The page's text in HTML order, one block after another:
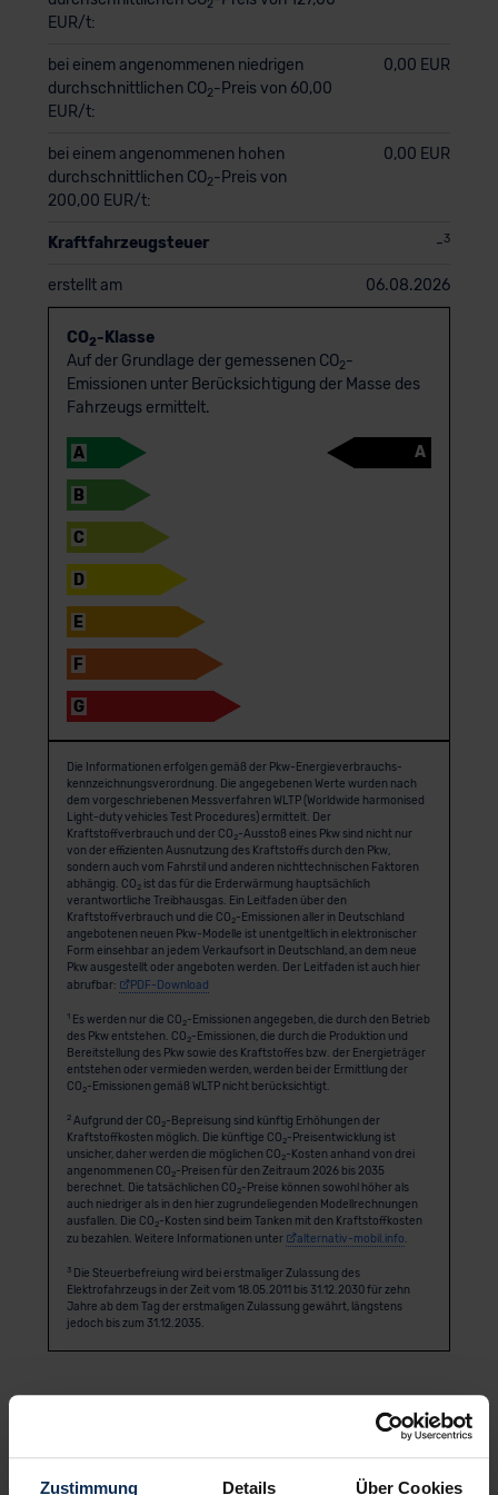
Zustimmung Details Über Cookies
2
EUR/t:
bei einem angenommenen niedrigen
durchschnittlichen CO2-Preis von 60,00
EUR/t:
0,00 EUR
bei einem angenommenen hohen
durchschnittlichen CO2-Preis von
200,00 EUR/t:
0,00 EUR
Kraftfahrzeugsteuer -3
erstellt am 06.08.2026
CO2-Klasse
Auf der Grundlage der gemessenen CO2-
Emissionen unter Berücksichtigung der Masse des
Fahrzeugs ermittelt.
A
B
C
D
E
F
G
A
Die Informationen erfolgen gemäß der Pkw-Energie­verbrauchs­
kennzeichnungs­verordnung. Die angegebenen Werte wurden nach
dem vorgeschriebenen Messverfahren WLTP (Worldwide harmonised
Light-duty vehicles Test Procedures) ermittelt. Der
Kraftstoffverbrauch und der CO2-Ausstoß eines Pkw sind nicht nur
von der effizienten Ausnutzung des Kraftstoffs durch den Pkw,
sondern auch vom Fahrstil und anderen nichttechnischen Faktoren
abhängig. CO2ist das für die Erderwärmung hauptsächlich
verantwortliche Treibhausgas. Ein Leitfaden über den
Kraftstoffverbrauch und die CO2-Emissionen aller in Deutschland
angebotenen neuen Pkw-Modelle ist unentgeltlich in elektronischer
Form einsehbar an jedem Verkaufsort in Deutschland, an dem neue
Pkw ausgestellt oder angeboten werden. Der Leitfaden ist auch hier
abrufbar:
PDF-Download
1Es werden nur die CO2-Emissionen angegeben, die durch den Betrieb
des Pkw entstehen. CO2-Emissionen, die durch die Produktion und
Bereitstellung des Pkw sowie des Kraftstoffes bzw. der Energieträger
entstehen oder vermieden werden, werden bei der Ermittlung der
CO2-Emissionen gemäß WLTP nicht berücksichtigt.
2Aufgrund der CO2-Bepreisung sind künftig Erhöhungen der
Kraftstoffkosten möglich. Die künftige CO2-Preisentwicklung ist
unsicher, daher werden die möglichen CO2-Kosten anhand von drei
angenommenen CO2-Preisen für den Zeitraum 2026 bis 2035
berechnet. Die tatsächlichen CO2-Preise können sowohl höher als
auch niedriger als in den hier zugrundeliegenden Modellrechnungen
ausfallen. Die CO2-Kosten sind beim Tanken mit den Kraftstoffkosten
zu bezahlen. Weitere Informationen unter
alternativ-mobil.info.
3Die Steuerbefreiung wird bei erstmaliger Zulassung des
Elektrofahrzeugs in der Zeit vom 18.05.2011 bis 31.12.2030 für zehn
Jahre ab dem Tag der erstmaligen Zulassung gewährt, längstens
jedoch bis zum 31.12.2035.
Anbieter